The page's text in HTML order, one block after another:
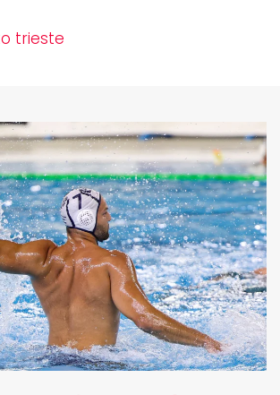
trieste